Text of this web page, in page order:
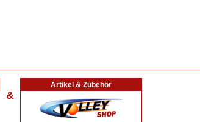
&
Artikel & Zubehör